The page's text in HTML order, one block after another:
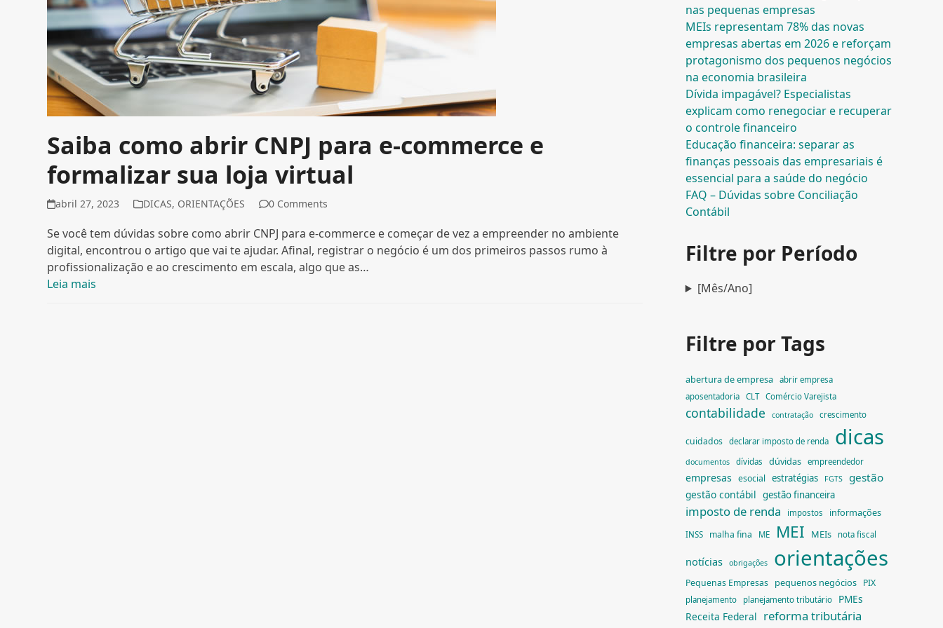
Saiba como abrir CNPJ para e-commerce e
formalizar sua loja virtual
abril 27, 2023 DICAS, ORIENTAÇÕES 0 Comments
Se você tem dúvidas sobre como abrir CNPJ para e-commerce e começar de vez a empreender no ambiente
digital, encontrou o artigo que vai te ajudar. Afinal, registrar o negócio é um dos primeiros passos rumo à
profissionalização e ao crescimento em escala, algo que as…
Leia mais
nas pequenas empresas
MEIs representam 78% das novas
empresas abertas em 2026 e reforçam
protagonismo dos pequenos negócios
na economia brasileira
Dívida impagável? Especialistas
explicam como renegociar e recuperar
o controle financeiro
Educação financeira: separar as
finanças pessoais das empresariais é
essencial para a saúde do negócio
FAQ – Dúvidas sobre Conciliação
Contábil
Filtre por Período
[Mês/Ano]
Filtre por Tags
abertura de empresa
abrir empresa
aposentadoria
CLT Comércio Varejista
contabilidade contratação crescimento
cuidados declarar imposto de renda dicas
documentos dívidas dúvidas empreendedor
empresas esocial estratégias FGTS gestão
gestão contábil gestão financeira
imposto de renda impostos informações
INSS malha fina ME MEI MEIs nota fiscal
notícias obrigações orientações
Pequenas Empresas pequenos negócios PIX
planejamento planejamento tributário
PMEs
Receita Federal reforma tributária